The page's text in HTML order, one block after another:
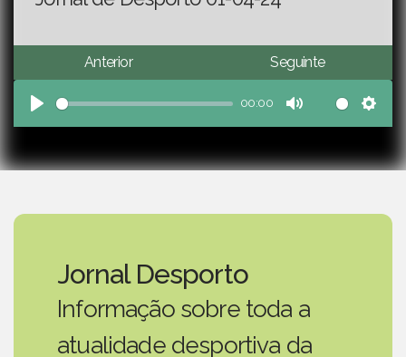
Anterior Seguinte
Play
00:00
Mute
Jornal Desporto
Informação sobre toda a
atualidade desportiva da